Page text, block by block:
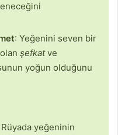
: Yeğenini seven bir
şefkatve
yoğun olduğunu
Rüyada yeğeninin